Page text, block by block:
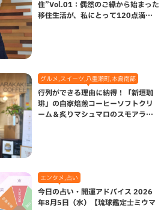
住”Vol.01：偶然のご縁から始まった
移住生活が、私にとって120点満点
グルメ,スイーツ,八重瀬町,本島南部
行列ができる理由に納得！「新垣珈
琲」の自家焙煎コーヒーソフトクリ
ーム＆炙りマシュマロのスモアラテ
エンタメ,占い
今日の占い・開運アドバイス 2026
年8月5日（水）【琉球鑑定士ミウマ